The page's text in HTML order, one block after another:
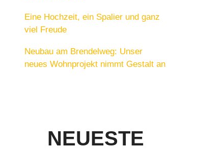
Eine Hochzeit, ein Spalier und ganz
viel Freude
Neubau am Brendelweg: Unser
neues Wohnprojekt nimmt Gestalt an
NEUESTE